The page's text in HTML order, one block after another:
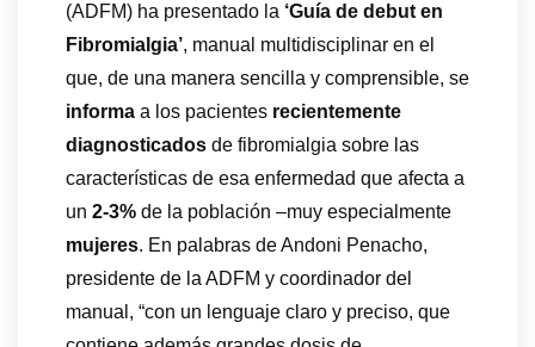
(ADFM) ha presentado la ‘Guía de debut en
Fibromialgia’, manual multidisciplinar en el
que, de una manera sencilla y comprensible, se
informa a los pacientes recientemente
diagnosticados de fibromialgia sobre las
características de esa enfermedad que afecta a
un 2-3% de la población –muy especialmente
mujeres. En palabras de Andoni Penacho,
presidente de la ADFM y coordinador del
manual, “con un lenguaje claro y preciso, que